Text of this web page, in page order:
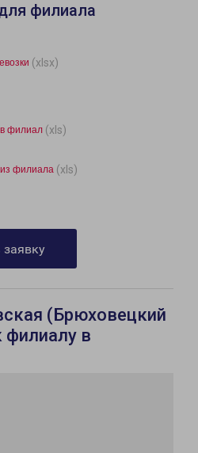
филиала
(xlsx)
филиал (xls)
филиала (xls)
(Брюховецкий
филиалу в